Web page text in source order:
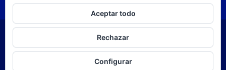
© AEFA| Agencia DISEO |Posicionamiento SEO|
Estrategia, comunicación y diseño. |
Aceptar todo
Rechazar
Configurar